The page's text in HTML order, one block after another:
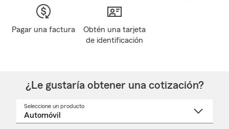
Pagar una factura
Obtén una tarjeta
de identificación
¿Le gustaría obtener una cotización?
Seleccione un producto